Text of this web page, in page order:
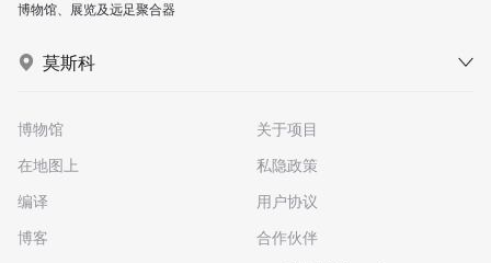
博物馆、展览及远足聚合器
莫斯科
博物馆
在地图上
编译
博客
关于项目
私隐政策
用户协议
合作伙伴